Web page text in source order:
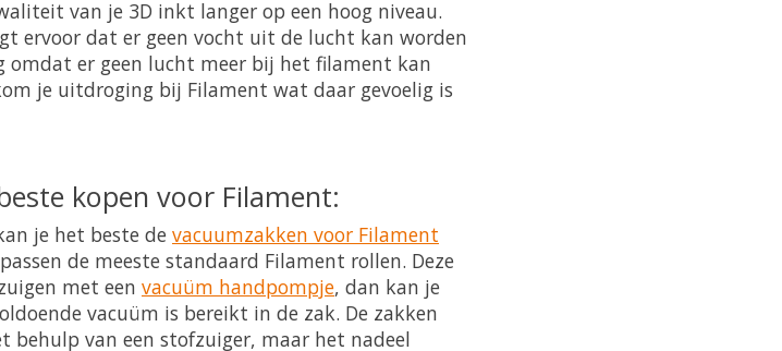
van je 3D inkt langer op een hoog niveau.
ervoor dat er geen vocht uit de lucht kan worden
er geen lucht meer bij het filament kan
je uitdroging bij Filament wat daar gevoelig is
kopen voor Filament:
je het beste de vacuumzakken voor Filament
de meeste standaard Filament rollen. Deze
met een vacuüm handpompje, dan kan je
vacuüm is bereikt in de zak. De zakken
behulp van een stofzuiger, maar het nadeel